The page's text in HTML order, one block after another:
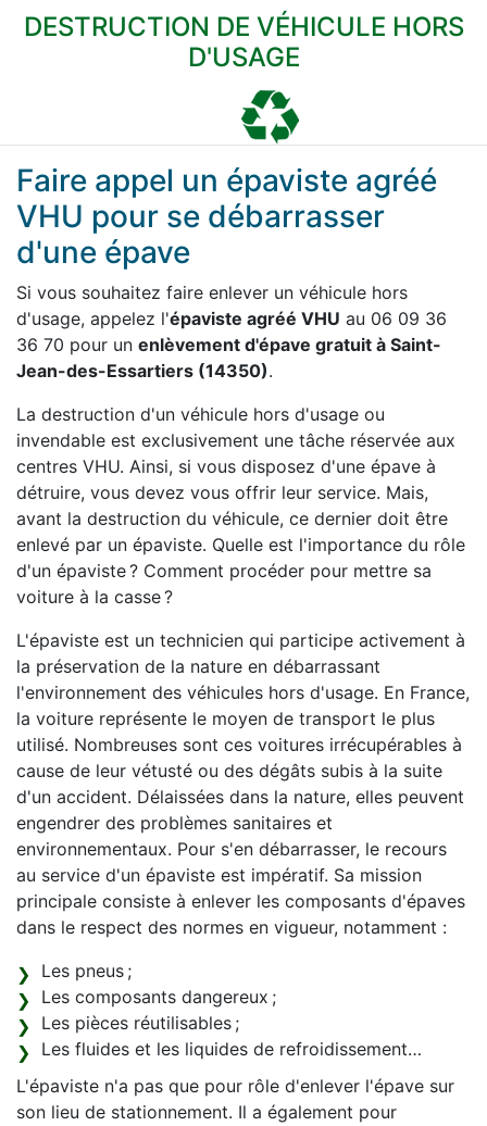
DESTRUCTION DE VÉHICULE HORS
D'USAGE
Faire appel un épaviste agréé
VHU pour se débarrasser
d'une épave
Si vous souhaitez faire enlever un véhicule hors
d'usage, appelez l'épaviste agréé VHU au 06 09 36
36 70 pour un enlèvement d'épave gratuit à Saint-
Jean-des-Essartiers (14350).
La destruction d'un véhicule hors d'usage ou
invendable est exclusivement une tâche réservée aux
centres VHU. Ainsi, si vous disposez d'une épave à
détruire, vous devez vous offrir leur service. Mais,
avant la destruction du véhicule, ce dernier doit être
enlevé par un épaviste. Quelle est l'importance du rôle
d'un épaviste ? Comment procéder pour mettre sa
voiture à la casse ?
L'épaviste est un technicien qui participe activement à
la préservation de la nature en débarrassant
l'environnement des véhicules hors d'usage. En France,
la voiture représente le moyen de transport le plus
utilisé. Nombreuses sont ces voitures irrécupérables à
cause de leur vétusté ou des dégâts subis à la suite
d'un accident. Délaissées dans la nature, elles peuvent
engendrer des problèmes sanitaires et
environnementaux. Pour s'en débarrasser, le recours
au service d'un épaviste est impératif. Sa mission
principale consiste à enlever les composants d'épaves
dans le respect des normes en vigueur, notamment :
Les pneus ;
Les composants dangereux ;
Les pièces réutilisables ;
Les fluides et les liquides de refroidissement…
L'épaviste n'a pas que pour rôle d'enlever l'épave sur
son lieu de stationnement. Il a également pour